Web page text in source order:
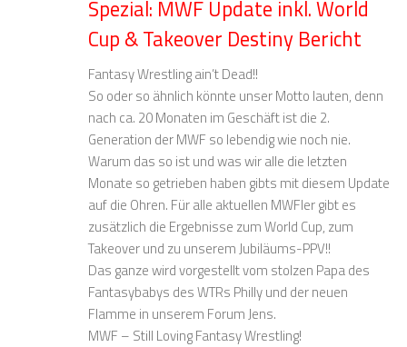
Spezial: MWF Update inkl. World
Cup & Takeover Destiny Bericht
Fantasy Wrestling ain’t Dead!!
So oder so ähnlich könnte unser Motto lauten, denn
nach ca. 20 Monaten im Geschäft ist die 2.
Generation der MWF so lebendig wie noch nie.
Warum das so ist und was wir alle die letzten
Monate so getrieben haben gibts mit diesem Update
auf die Ohren. Für alle aktuellen MWFler gibt es
zusätzlich die Ergebnisse zum World Cup, zum
Takeover und zu unserem Jubiläums-PPV!!
Das ganze wird vorgestellt vom stolzen Papa des
Fantasybabys des WTRs Philly und der neuen
Flamme in unserem Forum Jens.
MWF – Still Loving Fantasy Wrestling!